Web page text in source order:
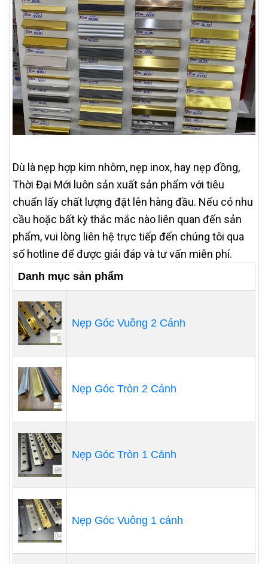
Dù là nẹp hợp kim nhôm, nẹp inox, hay nẹp đồng,
Thời Đại Mới luôn sản xuất sản phẩm với tiêu
chuẩn lấy chất lượng đặt lên hàng đầu. Nếu có nhu
cầu hoặc bất kỳ thắc mắc nào liên quan đến sản
phẩm, vui lòng liên hệ trực tiếp đến chúng tôi qua
số hotline để được giải đáp và tư vấn miễn phí.
Danh mục sản phẩm
Nẹp Góc Vuông 2 Cánh
Nẹp Góc Tròn 2 Cánh
Nẹp Góc Tròn 1 Cánh
Nẹp Góc Vuông 1 cánh